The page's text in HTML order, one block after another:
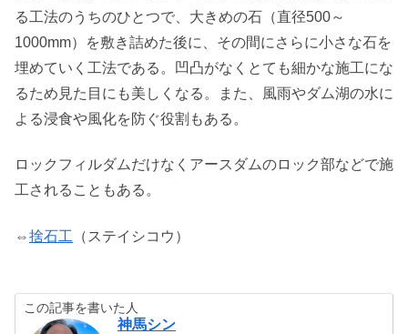
る工法のうちのひとつで、大きめの石（直径500～
1000mm）を敷き詰めた後に、その間にさらに小さな石を
埋めていく工法である。凹凸がなくとても細かな施工にな
るため見た目にも美しくなる。また、風雨やダム湖の水に
よる浸食や風化を防ぐ役割もある。
ロックフィルダムだけなくアースダムのロック部などで施
工されることもある。
⇔捨石工 （ステイシコウ）
この記事を書いた人
神馬シン